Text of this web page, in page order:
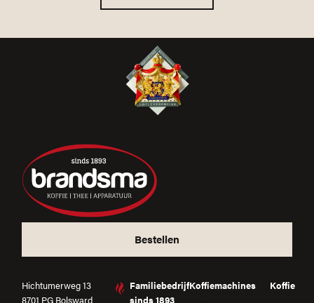
Bestellen
Hichtumerweg 13
8701 PG Bolsward
Familiebedrijf
sinds 1893
Koffiemachines
Koffie